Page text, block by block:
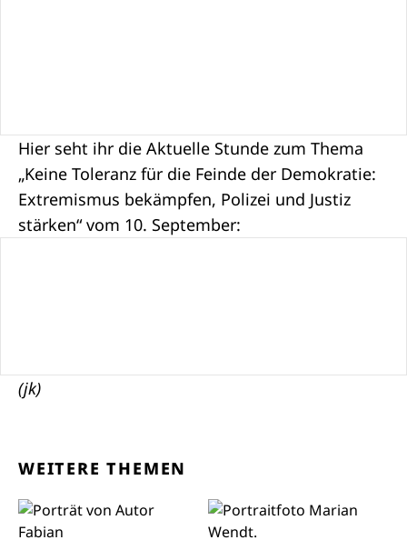
Hier seht ihr die Aktuelle Stunde zum Thema
„Keine Toleranz für die Feinde der Demokratie:
Extremismus bekämpfen, Polizei und Justiz
stärken“ vom 10. September:
(jk)
WEITERE THEMEN